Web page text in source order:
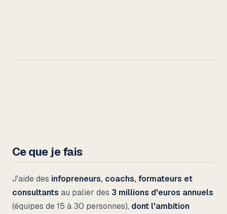
Ce que je fais
J'aide des infopreneurs, coachs, formateurs et
consultants au palier des 3 millions d'euros annuels
(équipes de 15 à 30 personnes), dont l'ambition